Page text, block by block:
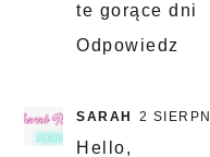
te gorące dni
Odpowiedz
SARAH 2
Hello,